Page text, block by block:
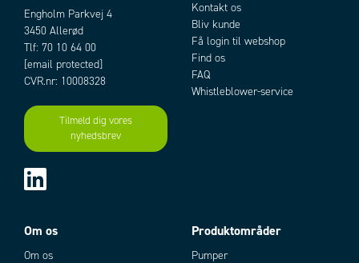
Add to existing cart row
Engholm Parkvej 4
3450 Allerød
Tlf: 70 10 64 00
[email protected]
CVR.nr: 10008328
Tilmeld dig vores
nyhedsbrev
Kontakt os
Bliv kunde
Få login til webshop
Find os
FAQ
Whistleblower-service
Om os
Om os
Produktområder
Pumper